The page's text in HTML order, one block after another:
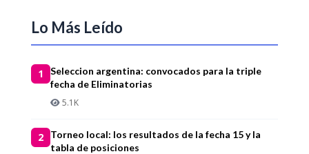
Lo Más Leído
1
Seleccion argentina: convocados para la triple
fecha de Eliminatorias
5.1K
2
Torneo local: los resultados de la fecha 15 y la
tabla de posiciones